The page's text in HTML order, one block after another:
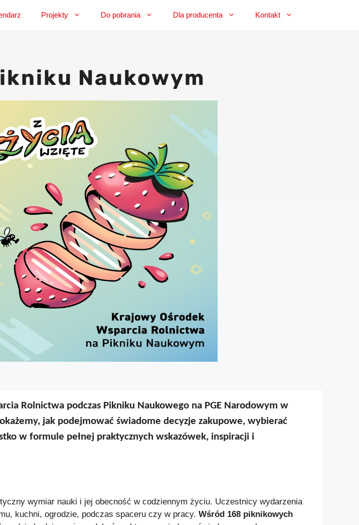
Projekty Do pobrania Dla producenta Kontakt
Naukowym
Rolnictwa podczas Pikniku Naukowego na PGE Narodowym w
jak podejmować świadome decyzje zakupowe, wybierać
w formule pełnej praktycznych wskazówek, inspiracji i
wymiar nauki i jej obecność w codziennym życiu. Uczestnicy wydarzenia
kuchni, ogrodzie, podczas spaceru czy w pracy. Wśród 168 piknikowych